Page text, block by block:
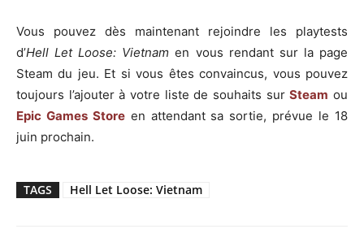
Vous pouvez dès maintenant rejoindre les playtests
d’Hell Let Loose: Vietnam en vous rendant sur la page
Steam du jeu. Et si vous êtes convaincus, vous pouvez
toujours l’ajouter à votre liste de souhaits surSteam ou
Epic Games Storeen attendant sa sortie, prévue le 18
juin prochain.
TAGS Hell Let Loose: Vietnam